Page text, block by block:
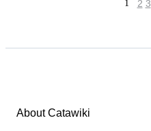
1 2 3
About Catawiki